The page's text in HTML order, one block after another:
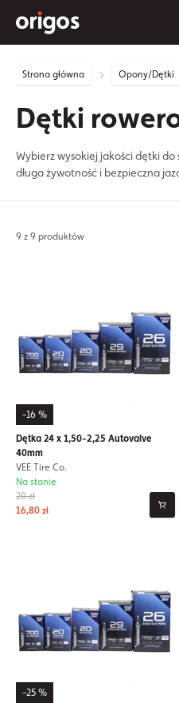
Strona główna Opony/Dętki
Dętki
Wybierz wysokiej jakości dętki
długa żywotność i bezpieczna
9 z 9 produktów
-16 %
Dętka 24 x 1,50-2,25 Autovalve
40mm
VEE Tire Co.
20 zł
16,80 zł
Na stanie
-25 %